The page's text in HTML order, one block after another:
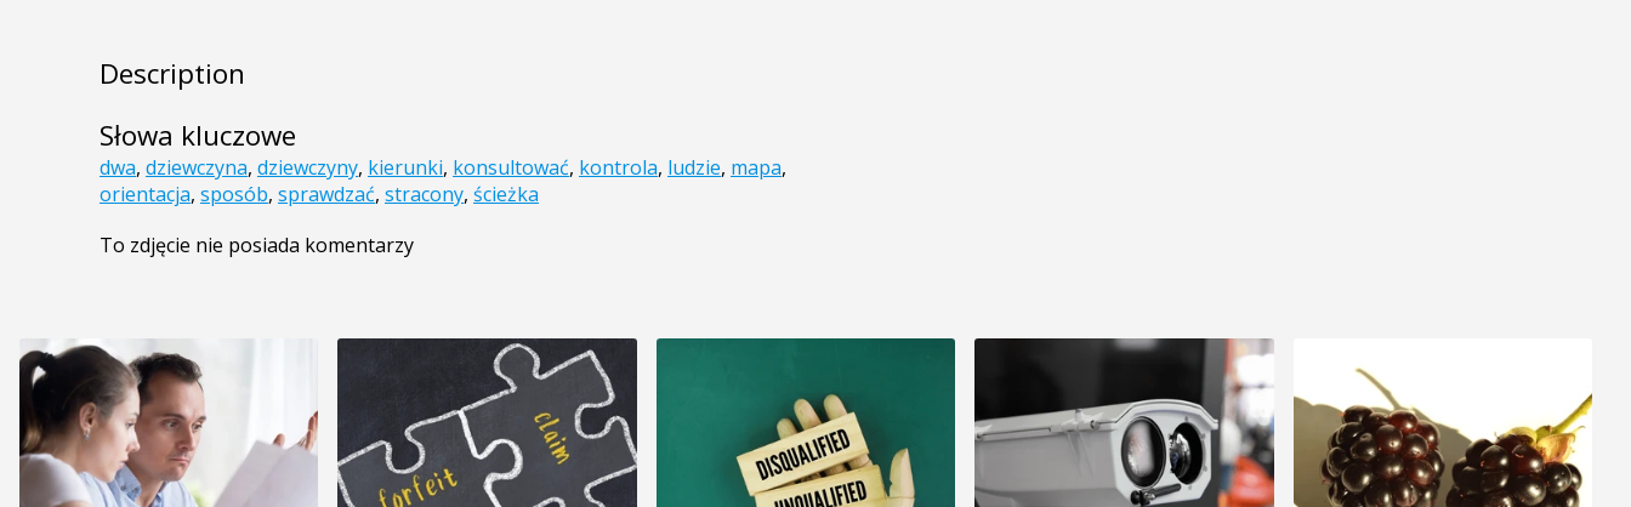
Description
Słowa kluczowe
dwa, dziewczyna, dziewczyny, kierunki, konsultować, kontrola, ludzie, mapa,
orientacja, sposób, sprawdzać, stracony, ścieżka
To zdjęcie nie posiada komentarzy